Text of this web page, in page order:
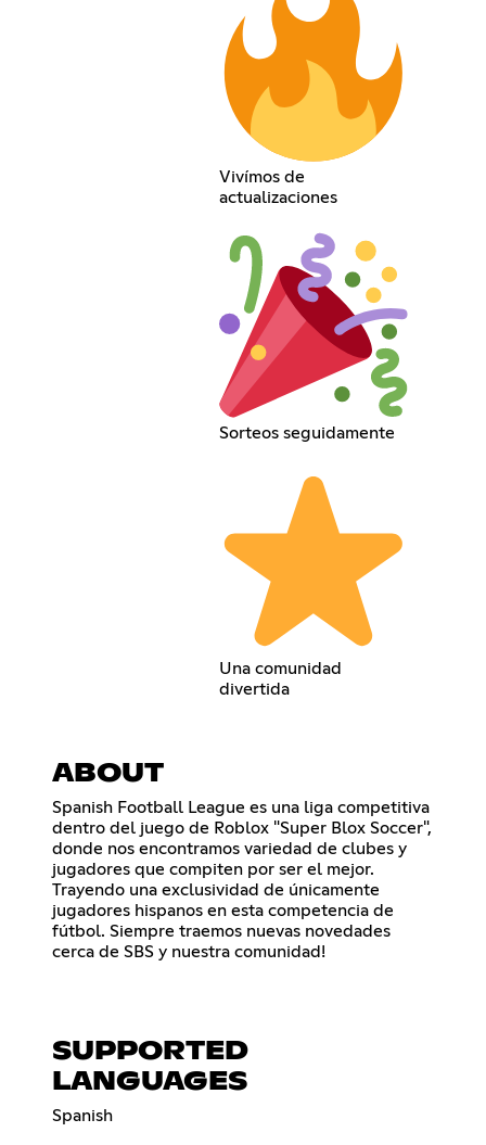
Vivímos de
actualizaciones
Sorteos seguidamente
Una comunidad
divertida
ABOUT
Spanish Football League es una liga competitiva
dentro del juego de Roblox "Super Blox Soccer",
donde nos encontramos variedad de clubes y
jugadores que compiten por ser el mejor.
Trayendo una exclusividad de únicamente
jugadores hispanos en esta competencia de
fútbol. Siempre traemos nuevas novedades
cerca de SBS y nuestra comunidad!
SUPPORTED
LANGUAGES
Spanish